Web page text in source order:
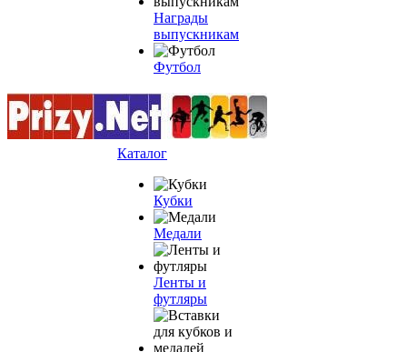
Награды
выпускникам
Футбол
Каталог
Кубки
Медали
Ленты и
футляры